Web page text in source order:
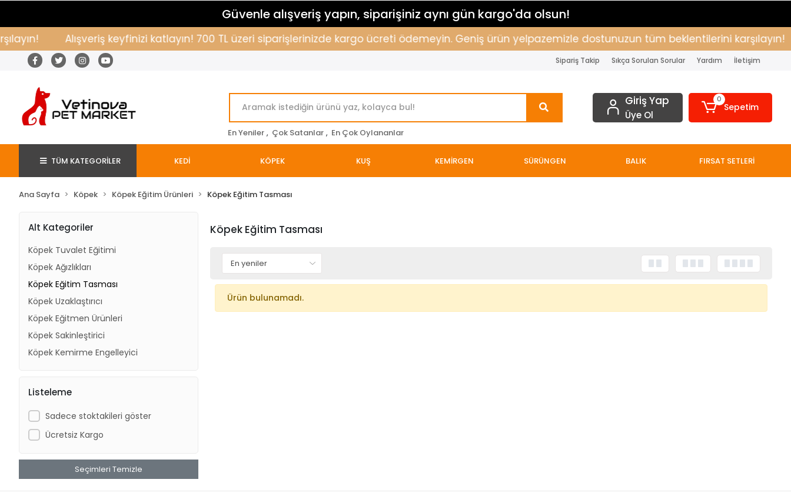
Güvenle alışveriş yapın, siparişiniz aynı gün kargo'da olsun!
Alışveriş keyfinizi katlayın! 700 TL üzeri siparişlerinizde kargo ücreti ödemeyin. Geniş ürün yelpazemizle dostunuzun tüm beklentilerini karşılayın!
Sipariş Takip Sıkça Sorulan Sorular Yardım İletişim
En Yeniler , Çok Satanlar , En Çok Oylananlar
Giriş Yap
Üye Ol
0
Sepetim
TÜM KATEGORİLER KEDİ KÖPEK KUŞ KEMİRGEN SÜRÜNGEN BALIK FIRSAT SETLERİ
Ana Sayfa Köpek Köpek Eğitim Ürünleri Köpek Eğitim Tasması
Alt Kategoriler
Köpek Tuvalet Eğitimi
Köpek Ağızlıkları
Köpek Eğitim Tasması
Köpek Uzaklaştırıcı
Köpek Eğitmen Ürünleri
Köpek Sakinleştirici
Köpek Kemirme Engelleyici
Listeleme
Sadece stoktakileri göster
Ücretsiz Kargo
Seçimleri Temizle
Köpek Eğitim Tasması
Ürün bulunamadı.